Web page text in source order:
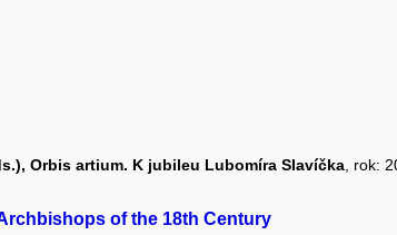
Orbis artium. K jubileu Lubomíra Slavíčka , rok:
of the 18th Century